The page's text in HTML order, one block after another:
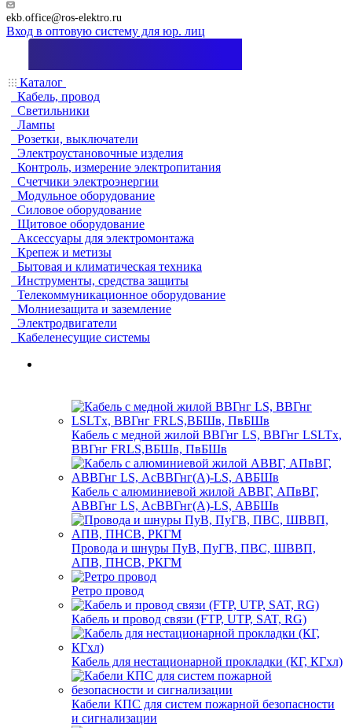
ekb.office@ros-elektro.ru
Вход в оптовую систему для юр. лиц
Каталог
Кабель, провод
Светильники
Лампы
Розетки, выключатели
Электроустановочные изделия
Контроль, измерение электропитания
Счетчики электроэнергии
Модульное оборудование
Силовое оборудование
Щитовое оборудование
Аксессуары для электромонтажа
Крепеж и метизы
Бытовая и климатическая техника
Инструменты, средства защиты
Телекоммуникационное оборудование
Молниезащита и заземление
Электродвигатели
Кабеленесущие системы
Кабель с медной жилой ВВГнг LS, ВВГнг LSLTx,
ВВГнг FRLS,ВБШв, ПвБШв
Кабель с алюминиевой жилой АВВГ, АПвВГ,
АВВГнг LS, АсВВГнг(А)-LS, АВБШв
Провода и шнуры ПуВ, ПуГВ, ПВС, ШВВП,
АПВ, ПНСВ, РКГМ
Ретро провод
Кабель и провод связи (FTP, UTP, SAT, RG)
Кабель для нестационарной прокладки (КГ, КГхл)
Кабели КПС для систем пожарной безопасности
и сигнализации